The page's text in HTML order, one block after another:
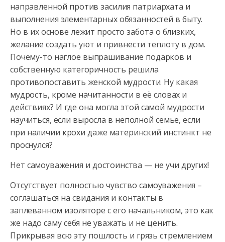
направленной против засилия патриархата и
выполнения элементарных обязанностей в быту.
Но в их основе лежит просто забота о близких,
желание создать уют и привнести теплоту в дом.
Почему-то наглое выпрашивание подарков и
собственную категоричность решила
противопоставить женской мудрости. Ну какая
мудрость, кроме начитанности в её словах и
действиях? И где она могла этой самой мудрости
научиться, если выросла в неполной семье, если
при наличии крохи даже материнский инстинкт не
проснулся?
Нет самоуважения и достоинства — не учи других!
Отсутствует полностью чувство самоуважения –
соглашаться на свидания и контакты в
заплеванном изоляторе с его начальником, это как
же надо саму себя не уважать и не ценить.
Прикрывая всю эту пошлость и грязь стремлением